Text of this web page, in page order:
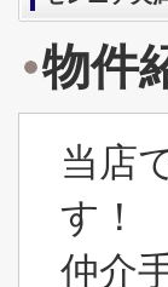
物件
当店
す！
仲介